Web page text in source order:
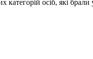
осіб, які